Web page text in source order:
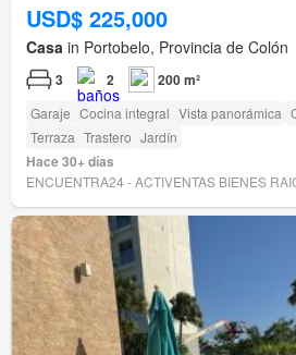
USD$ 225,000
Casa in Portobelo, Provincia de Colón
3 2 200 m²
Garaje Cocina integral Vista panorámica
Terraza Trastero Jardín
Hace 30+ días
ENCUENTRA24 - ACTIVENTAS BIENES